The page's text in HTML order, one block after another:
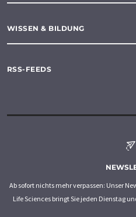
WISSEN & BILDUNG
RSS-FEEDS
Ab sofort nichts mehr verpassen: Unser
Life Sciences bringt Sie jeden Dienstag